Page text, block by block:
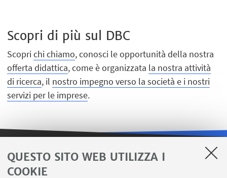
QUESTO SITO WEB UTILIZZA I
COOKIE
Scopri di più sul DBC
Scoprichi chiamo, conosci le opportunità della nostra
offerta didattica, come è organizzata la nostra attività
di ricerca, il nostro impegno verso la società e i nostri
servizi per le imprese.
LINK UTILI